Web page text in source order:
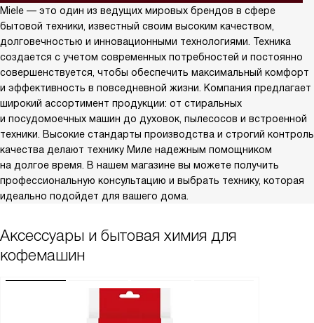
Miele — это один из ведущих мировых брендов в сфере
бытовой техники, известный своим высоким качеством,
долговечностью и инновационными технологиями. Техника
создается с учетом современных потребностей и постоянно
совершенствуется, чтобы обеспечить максимальный комфорт
и эффективность в повседневной жизни. Компания предлагает
широкий ассортимент продукции: от стиральных
и посудомоечных машин до духовок, пылесосов и встроенной
техники. Высокие стандарты производства и строгий контроль
качества делают технику Миле надежным помощником
на долгое время. В нашем магазине вы можете получить
профессиональную консультацию и выбрать технику, которая
идеально подойдет для вашего дома.
Аксессуары и бытовая химия для
кофемашин